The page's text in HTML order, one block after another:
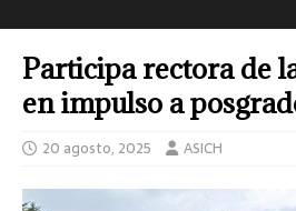
Participa rectora de
en impulso a
20 agosto, 2025 ASICH